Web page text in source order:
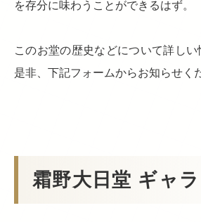
を存分に味わうことができるはず。
このお堂の歴史などについて詳し
是非、下記フォームからお知らせく
霜野大日堂 ギャ